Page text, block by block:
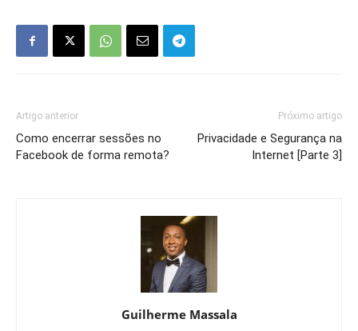
Artigo anterior
Como encerrar sessões no
Facebook de forma remota?
Próximo artigo
Privacidade e Segurança na
Internet [Parte 3]
Guilherme Massala